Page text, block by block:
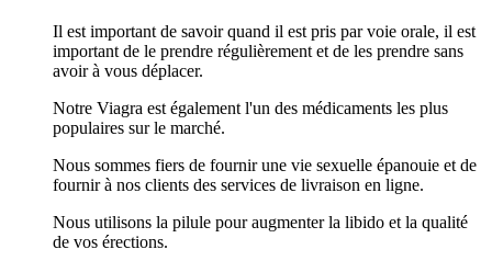
Il est important de savoir quand il est pris par voie orale, il est
important de le prendre régulièrement et de les prendre sans
avoir à vous déplacer.
Notre Viagra est également l'un des médicaments les plus
populaires sur le marché.
Nous sommes fiers de fournir une vie sexuelle épanouie et de
fournir à nos clients des services de livraison en ligne.
Nous utilisons la pilule pour augmenter la libido et la qualité
de vos érections.